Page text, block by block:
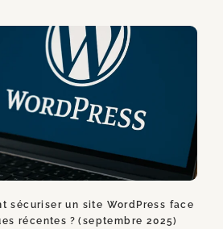
sécuriser un site WordPress face
récentes ? (septembre 2025)